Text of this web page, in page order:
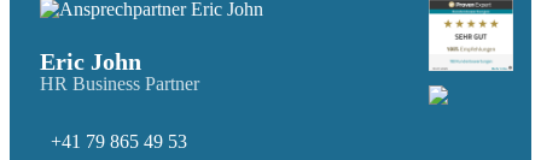
Eric John
HR Business Partner
+41 79 865 49 53